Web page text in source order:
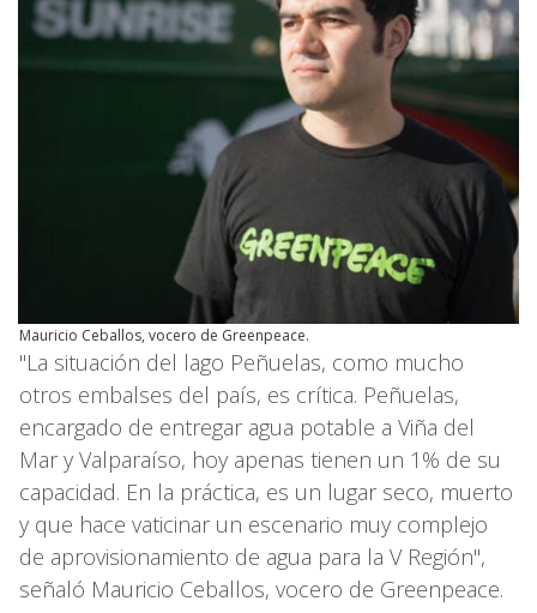
Mauricio Ceballos, vocero de Greenpeace.
"La situación del lago Peñuelas, como mucho
otros embalses del país, es crítica. Peñuelas,
encargado de entregar agua potable a Viña del
Mar y Valparaíso, hoy apenas tienen un 1% de su
capacidad. En la práctica, es un lugar seco, muerto
y que hace vaticinar un escenario muy complejo
de aprovisionamiento de agua para la V Región",
señaló Mauricio Ceballos, vocero de Greenpeace.